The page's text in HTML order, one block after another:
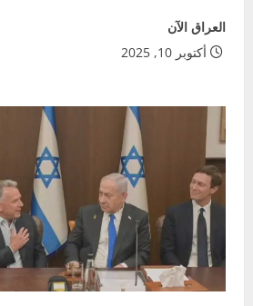
العراق الآن
أكتوبر 10, 2025